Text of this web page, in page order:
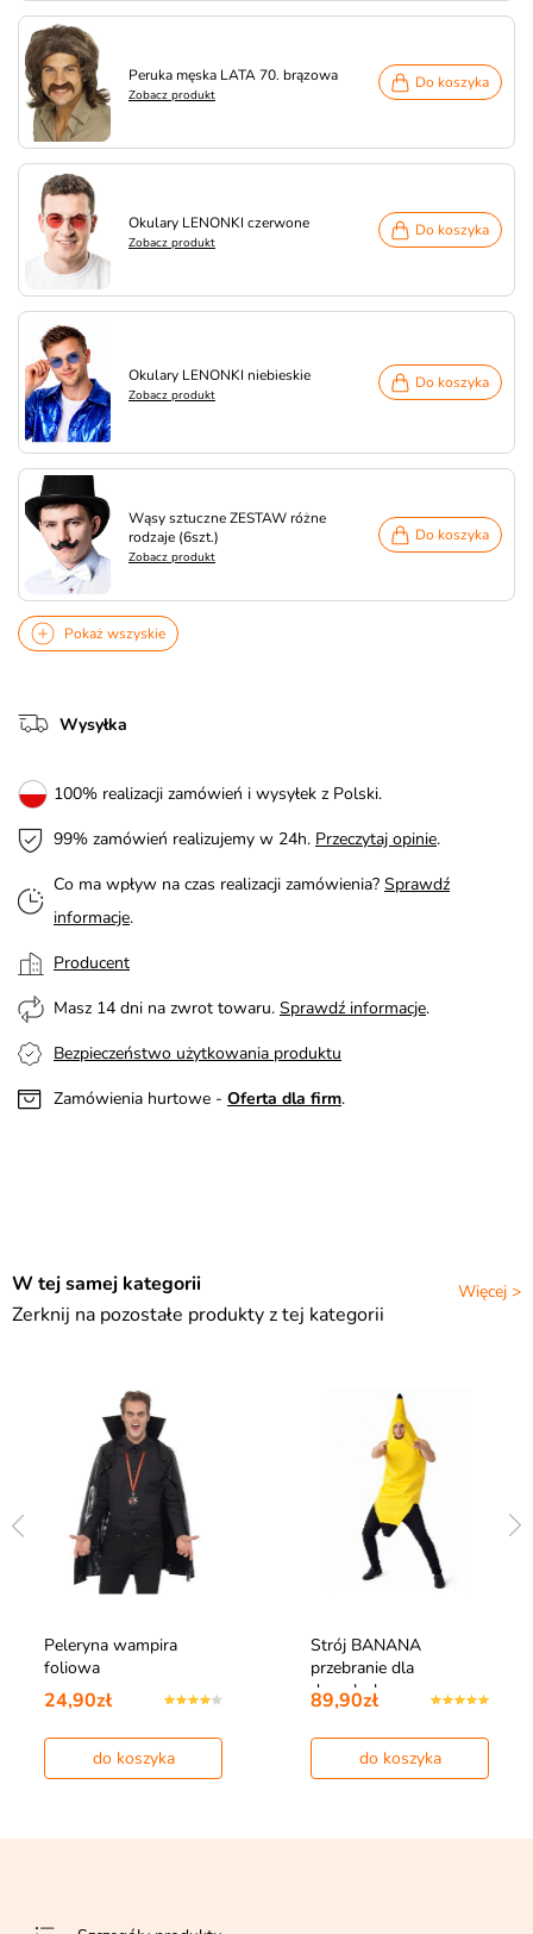
Peruka męska LATA 70. brązowa
Zobacz produkt
Do koszyka
Okulary LENONKI czerwone
Zobacz produkt
Do koszyka
Okulary LENONKI niebieskie
Zobacz produkt
Do koszyka
Wąsy sztuczne ZESTAW różne
rodzaje (6szt.)
Zobacz produkt
Do koszyka
Pokaż wszyskie
Wysyłka
100% realizacji zamówień i wysyłek z Polski.
99% zamówień realizujemy w 24h. Przeczytaj opinie.
Co ma wpływ na czas realizacji zamówienia? Sprawdź
informacje.
Producent
Masz 14 dni na zwrot towaru. Sprawdź informacje.
Bezpieczeństwo użytkowania produktu
Zamówienia hurtowe - Oferta dla firm.
Więcej >
W tej samej kategorii
Zerknij na pozostałe produkty z tej kategorii
Peleryna wampira
foliowa
24,90zł
do koszyka
Strój BANANA
przebranie dla
dorosłych
89,90zł
do koszyka